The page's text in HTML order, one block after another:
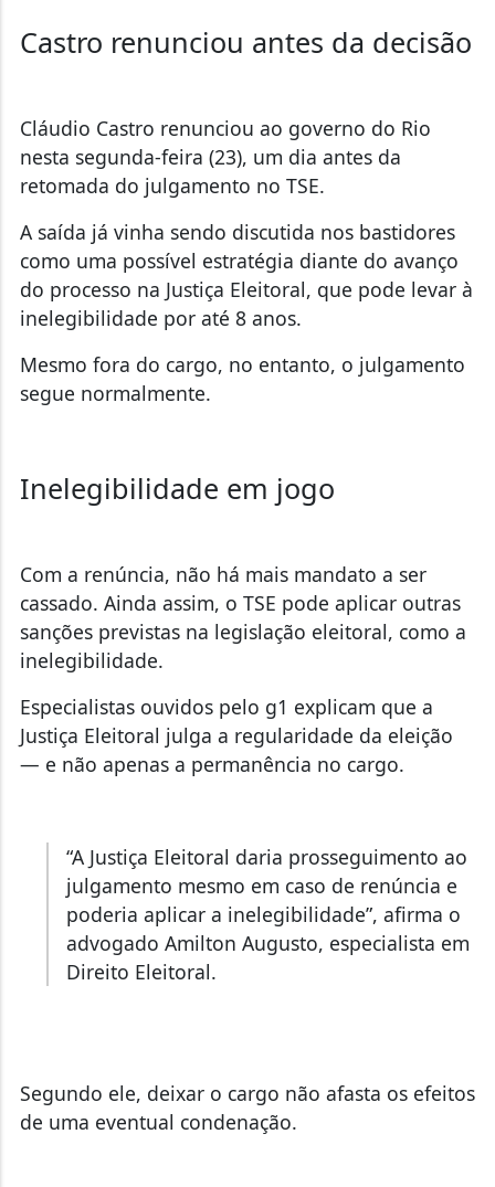
Castro renunciou antes da decisão
Cláudio Castro renunciou ao governo do Rio
nesta segunda-feira (23), um dia antes da
retomada do julgamento no TSE.
A saída já vinha sendo discutida nos bastidores
como uma possível estratégia diante do avanço
do processo na Justiça Eleitoral, que pode levar à
inelegibilidade por até 8 anos.
Mesmo fora do cargo, no entanto, o julgamento
segue normalmente.
Inelegibilidade em jogo
Com a renúncia, não há mais mandato a ser
cassado. Ainda assim, o TSE pode aplicar outras
sanções previstas na legislação eleitoral, como a
inelegibilidade.
Especialistas ouvidos pelo g1 explicam que a
Justiça Eleitoral julga a regularidade da eleição
— e não apenas a permanência no cargo.
“A Justiça Eleitoral daria prosseguimento ao
julgamento mesmo em caso de renúncia e
poderia aplicar a inelegibilidade”, afirma o
advogado Amilton Augusto, especialista em
Direito Eleitoral.
Segundo ele, deixar o cargo não afasta os efeitos
de uma eventual condenação.